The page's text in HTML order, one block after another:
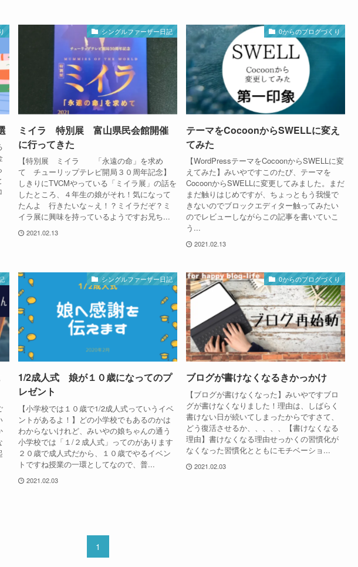
シングルファーザー日記
ミイラ 特別展 富山県民会館開催
に行ってきた
【特別展 ミイラ 「永遠の命」を求め
て チューリップテレビ開局３０周年記念】
しきりにTVCMやっている「ミイラ展」の話を
したところ、４年生の娘がそれ！気になって
たんよ 行きたいな～え！？ミイラだぞ？ミ
イラ展に興味を持っているようですお兄ち...
2021.02.13
0からのブログづくり
テーマをCocoonからSWELLに変え
てみた
【WordPressテーマをCocoonからSWELLに変
えてみた】みいやですこのたび、テーマを
CocoonからSWELLに変更してみました。まだ
まだ触りはじめですが、ちょっともう我慢で
きないのでブロックエディター触ってみたい
のでレビューしながらこの記事を書いていこ
う...
2021.02.13
シングルファーザー日記
1/2成人式 娘が１０歳になってのプ
レゼント
【小学校では１０歳で1/2成人式っていうイベ
ントがあるよ！】どの小学校でもあるのかは
わからないけれど、みいやの娘ちゃんの通う
小学校では「１/２成人式」ってのがあります
２０歳で成人式だから、１０歳でやるイベン
トですね授業の一環としてなので、普...
2021.02.03
0からのブログづくり
ブログが書けなくなるきかっかけ
【ブログが書けなくなった】みいやですブロ
グが書けなくなりました！理由は、しばらく
書けない日が続いてしまったからですさて、
どう復活させるか、、、、、【書けなくなる
理由】書けなくなる理由せっかくの習慣化が
なくなった習慣化とともにモチベーショ...
2021.02.03
1